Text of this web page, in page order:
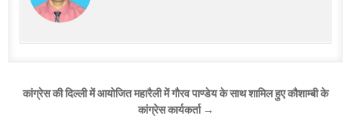
Post
कांग्रेस की दिल्ली में आयोजित महारैली में गौरव पाण्डेय के साथ शामिल हुए कौशाम्बी के
कांग्रेस कार्यकर्ता →